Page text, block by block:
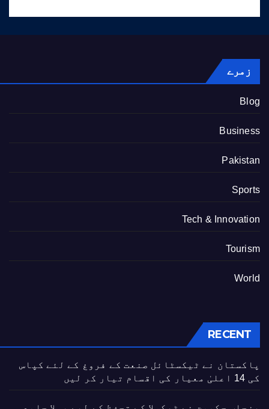
زمرے
Blog
Business
Pakistan
Sports
Tech & Innovation
Tourism
World
RECENT
پاکستان نے ٹیکسٹائل صنعت کے فروغ کے لئے کپاس
کی 14 اعلیٰ معیار کی اقسام تیار کر لیں